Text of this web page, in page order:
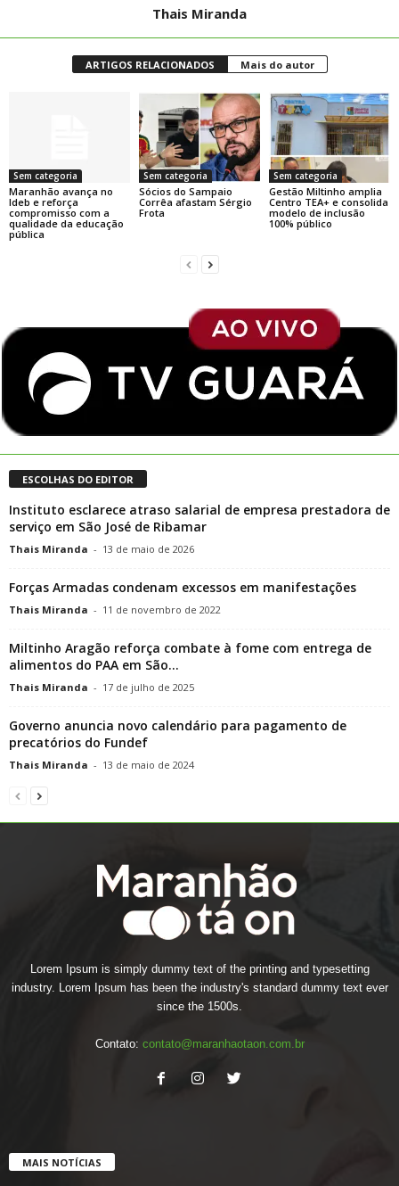
Thais Miranda
ARTIGOS RELACIONADOS Mais do autor
Sem categoria
Maranhão avança no
Ideb e reforça
compromisso com a
qualidade da educação
pública
Sem categoria
Sócios do Sampaio
Corrêa afastam Sérgio
Frota
Sem categoria
Gestão Miltinho amplia
Centro TEA+ e consolida
modelo de inclusão
100% público
ESCOLHAS DO EDITOR
Instituto esclarece atraso salarial de empresa prestadora de
serviço em São José de Ribamar
Thais Miranda - 13 de maio de 2026
Forças Armadas condenam excessos em manifestações
Thais Miranda - 11 de novembro de 2022
Miltinho Aragão reforça combate à fome com entrega de
alimentos do PAA em São...
Thais Miranda - 17 de julho de 2025
Governo anuncia novo calendário para pagamento de
precatórios do Fundef
Thais Miranda - 13 de maio de 2024
Lorem Ipsum is simply dummy text of the printing and typesetting
industry. Lorem Ipsum has been the industry's standard dummy text ever
since the 1500s.
Contato: contato@maranhaotaon.com.br
MAIS NOTÍCIAS